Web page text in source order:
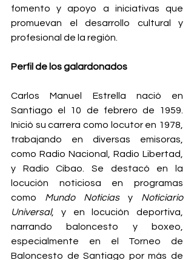
fomento y apoyo a iniciativas que
promuevan el desarrollo cultural y
profesional de la región.
Perfil de los galardonados
Carlos Manuel Estrella nació en
Santiago el 10 de febrero de 1959.
Inició su carrera como locutor en 1978,
trabajando en diversas emisoras,
como Radio Nacional, Radio Libertad,
y Radio Cibao. Se destacó en la
locución noticiosa en programas
como Mundo Noticias y Noticiario
Universal, y en locución deportiva,
narrando baloncesto y boxeo,
especialmente en el Torneo de
Baloncesto de Santiago por más de